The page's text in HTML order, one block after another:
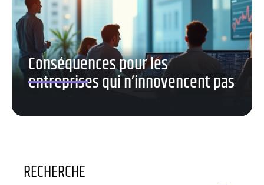
Conséquences pour les
entreprises qui n’innovencent pas
RECHERCHE